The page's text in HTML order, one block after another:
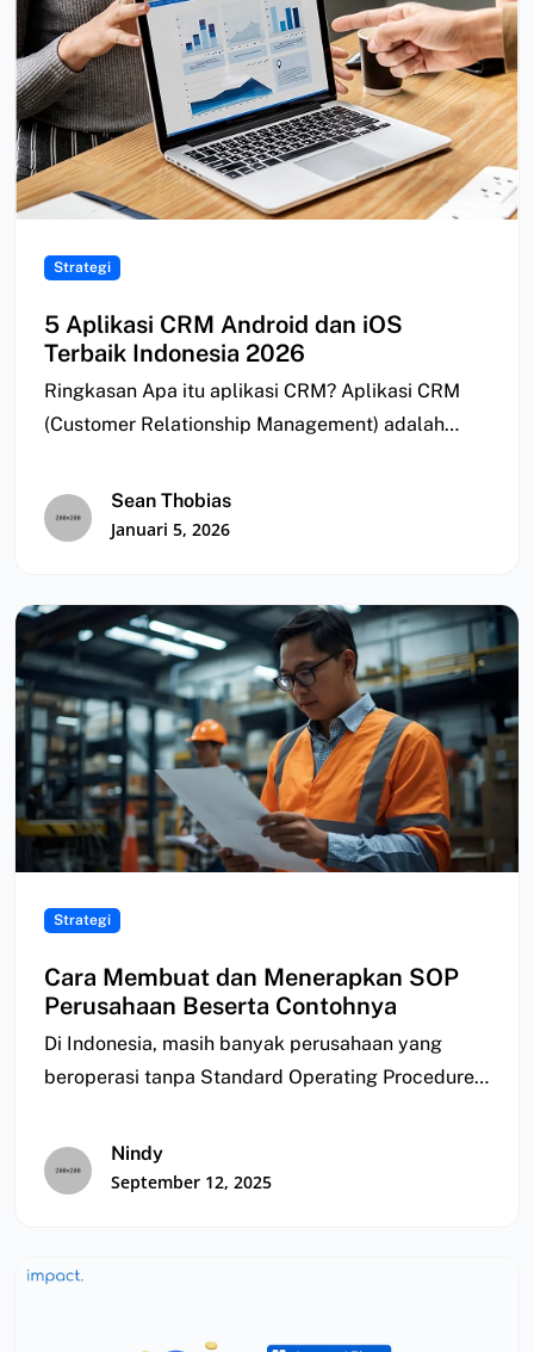
Strategi
5 Aplikasi CRM Android dan iOS
Terbaik Indonesia 2026
Ringkasan Apa itu aplikasi CRM? Aplikasi CRM
(Customer Relationship Management) adalah
Sean Thobias
Januari 5, 2026
Strategi
Cara Membuat dan Menerapkan SOP
Perusahaan Beserta Contohnya
Di Indonesia, masih banyak perusahaan yang
beroperasi tanpa Standard Operating Procedure
Nindy
September 12, 2025